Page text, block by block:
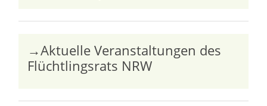
→Aktuelle Veranstaltungen des
Flüchtlingsrats NRW